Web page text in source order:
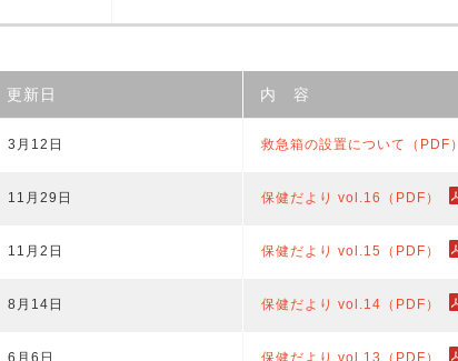
更新日 内 容
3月12日 救急箱の設置について（PDF）
11月29日 保健だより vol.16（PDF）
11月2日 保健だより vol.15（PDF）
8月14日 保健だより vol.14（PDF）
6月6日 保健だより vol.13（PDF）